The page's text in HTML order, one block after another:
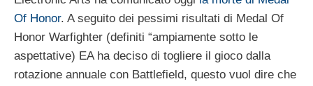
Of Honor. A seguito dei pessimi risultati di Medal Of
Honor Warfighter (definiti “ampiamente sotto le
aspettative) EA ha deciso di togliere il gioco dalla
rotazione annuale con Battlefield, questo vuol dire che